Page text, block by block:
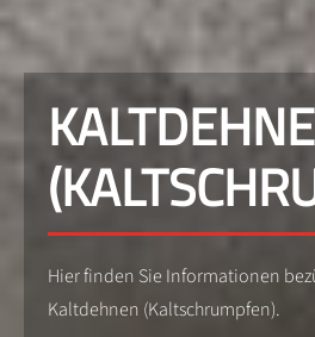
Hier finden Sie Informationen
Kaltdehnen (Kaltschrumpfen).